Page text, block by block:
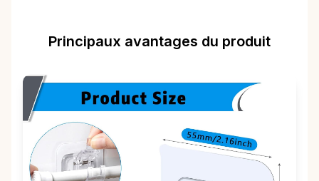
Principaux avantages du produit